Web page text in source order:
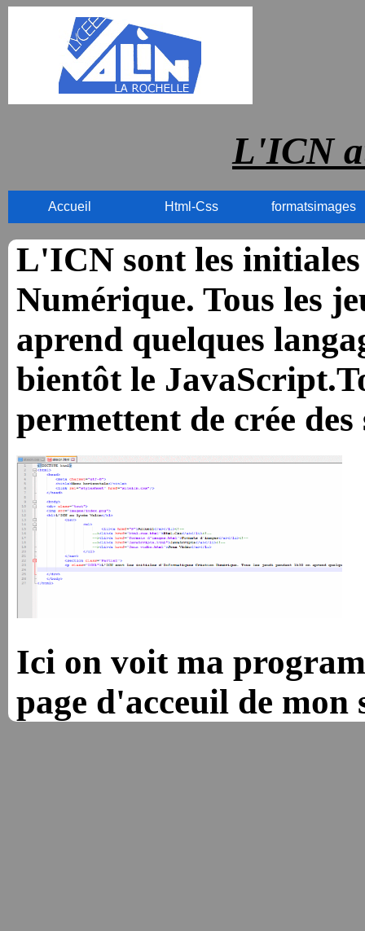
L'ICN
Accueil Html-Css formatsimages
L'ICN sont les
Numérique. Tous les
aprend quelques
bientôt le
permettent de crée des
Ici on voit ma
page d'acceuil de mon